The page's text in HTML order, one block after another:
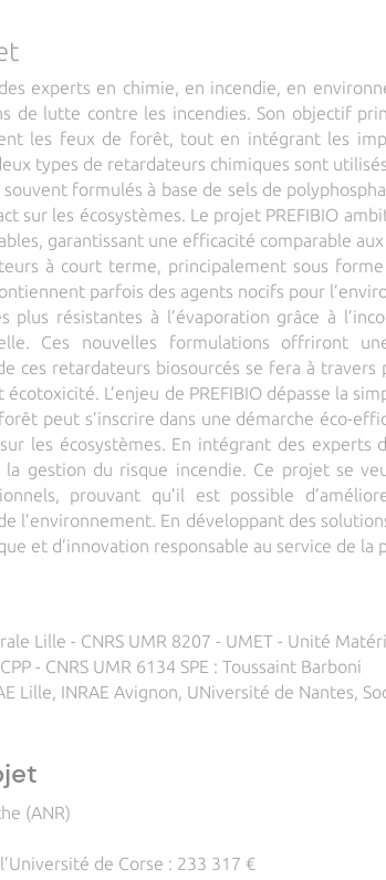
experts en chimie, en incendie, en
de lutte contre les incendies. Son objectif
les feux de forêt, tout en intégrant les
types de retardateurs chimiques sont
formulés à base de sels de
sur les écosystèmes. Le projet PREFIBIO
garantissant une efficacité comparable
à court terme, principalement sous
parfois des agents nocifs pour
plus résistantes à l’évaporation grâce à
Ces nouvelles formulations offriront
ces retardateurs biosourcés se fera à
L’enjeu de PREFIBIO dépasse la
peut s’inscrire dans une démarche éco-
les écosystèmes. En intégrant des
gestion du risque incendie. Ce projet se
prouvant qu’il est possible
l’environnement. En développant des
et d’innovation responsable au service de
Lille - CNRS UMR 8207 - UMET - Unité
- CNRS UMR 6134 SPE : Toussaint Barboni
Lille, INRAE Avignon, UNiversité de Nantes,
(ANR)
de Corse : 233 317 €